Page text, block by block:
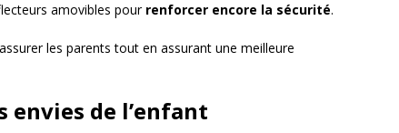
amovibles pour renforcer encore la sécurité.
les parents tout en assurant une meilleure
envies de l’enfant